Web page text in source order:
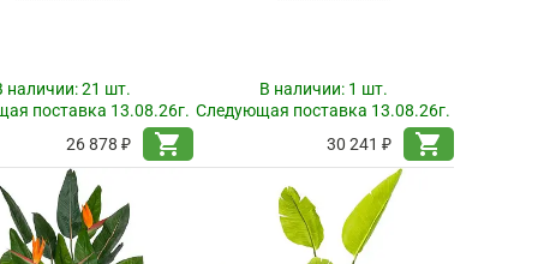
наличии:21 шт.
поставка 13.08.26г.
26 878 ₽
shopping_cart
В наличии: 1 шт.
Следующая поставка 13.08.26г.
30 241 ₽
shopping_cart